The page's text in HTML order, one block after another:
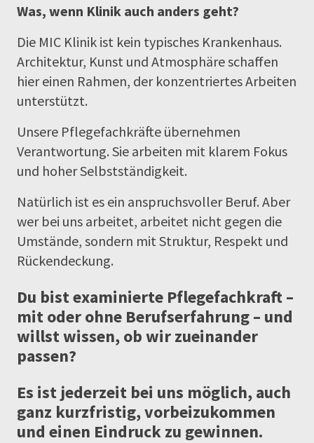
Was, wenn Klinik auch anders geht?
Die MIC Klinik ist kein typisches Krankenhaus.
Architektur, Kunst und Atmosphäre schaffen
hier einen Rahmen, der konzentriertes Arbeiten
unterstützt.
Unsere Pflegefachkräfte übernehmen
Verantwortung. Sie arbeiten mit klarem Fokus
und hoher Selbstständigkeit.
Natürlich ist es ein anspruchsvoller Beruf. Aber
wer bei uns arbeitet, arbeitet nicht gegen die
Umstände, sondern mit Struktur, Respekt und
Rückendeckung.
Du bist examinierte Pflegefachkraft –
mit oder ohne Berufserfahrung – und
willst wissen, ob wir zueinander
passen?
Es ist jederzeit bei uns möglich, auch
ganz kurzfristig, vorbeizukommen
und einen Eindruck zu gewinnen.